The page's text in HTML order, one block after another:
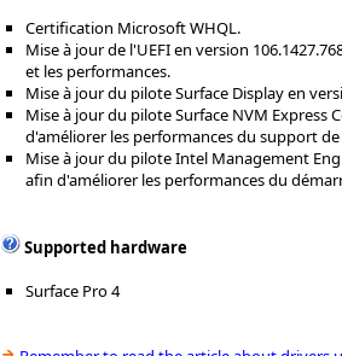
Certification Microsoft WHQL.
Mise à jour de l'UEFI en version
et les performances.
Mise à jour du pilote Surface Display en
Mise à jour du pilote Surface NVM Express
d'améliorer les performances du support
Mise à jour du pilote Intel Management
afin d'améliorer les performances du
Supported hardware
Surface Pro 4